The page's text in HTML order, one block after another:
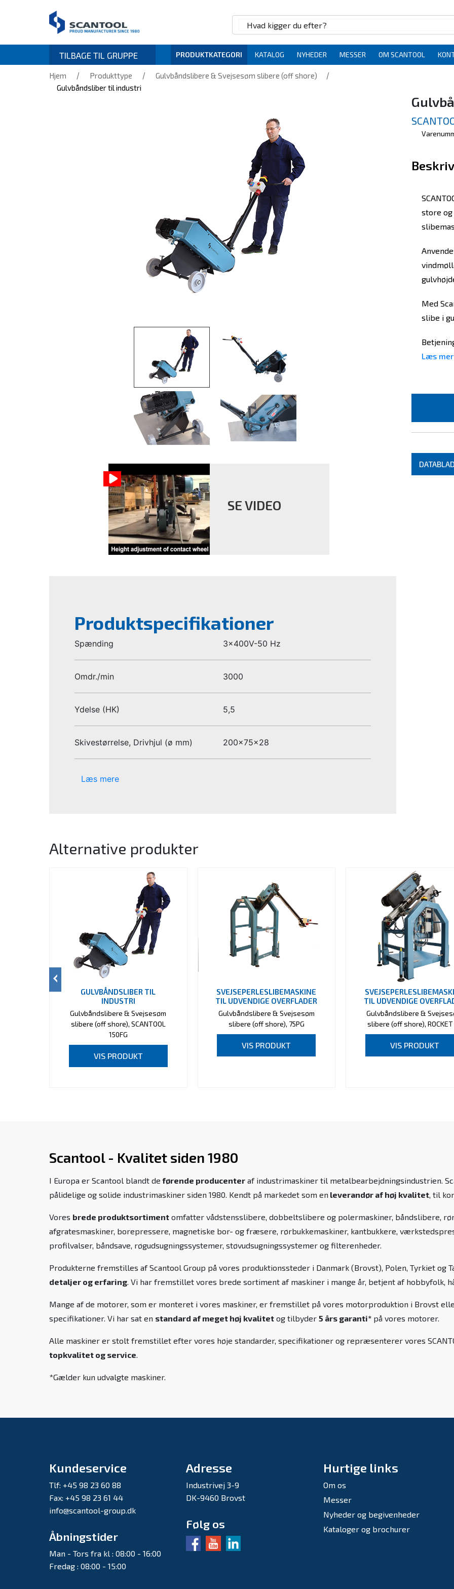
TILBAGE TIL GRUPPE PRODUKTKATEGORI KATALOG NYHEDER MESSER OM SCANTOOL
Hjem / Produkttype / Gulvbåndslibere & Svejsesøm slibere (off shore) /
Gulvbåndsliber til industri
SE VIDEO
store og
Med
slibe i
Læs
Produktspecifikationer
Spænding 3x400V-50 Hz
Omdr./min 3000
Ydelse (HK) 5,5
Skivestørrelse, Drivhjul (ø mm) 200x75x28
Læs mere
Alternative produkter
GULVBÅNDSLIBER TIL
INDUSTRI
Gulvbåndslibere & Svejsesøm
slibere (off shore), SCANTOOL
150FG
VIS PRODUKT
SVEJSEPERLESLIBEMASKINE
TIL UDVENDIGE OVERFLADER
Gulvbåndslibere & Svejsesøm
slibere (off shore), 75PG
VIS PRODUKT
TIL UDVENDIGE
Gulvbåndslibere &
slibere (off shore), ROCKET
VIS PRODUKT
Scantool - Kvalitet siden 1980
I Europa er Scantool blandt de førende producenter af industrimaskiner til metalbearbejdningsindustrien.
pålidelige og solide industrimaskiner siden 1980. Kendt på markedet som en leverandør af høj kvalitet, til
Vores brede produktsortiment omfatter vådstensslibere, dobbeltslibere og polermaskiner, båndslibere,
afgratesmaskiner, borepressere, magnetiske bor- og fræsere, rørbukkemaskiner, kantbukkere,
profilvalser, båndsave, røgudsugningssystemer, støvudsugningssystemer og filterenheder.
Produkterne fremstilles af Scantool Group på vores produktionssteder i Danmark (Brovst), Polen, Tyrkiet og
detaljer og erfaring. Vi har fremstillet vores brede sortiment af maskiner i mange år, betjent af hobbyfolk,
Mange af de motorer, som er monteret i vores maskiner, er fremstillet på vores motorproduktion i Brovst
specifikationer. Vi har sat en standard af meget høj kvalitet og tilbyder 5 års garanti* på vores motorer.
Alle maskiner er stolt fremstillet efter vores høje standarder, specifikationer og repræsenterer vores
topkvalitet og service.
*Gælder kun udvalgte maskiner.
Kundeservice
Tlf: +45 98 23 60 88
Fax: +45 98 23 61 44
info@scantool-group.dk
Åbningstider
Man - Tors fra kl : 08:00 - 16:00
Fredag : 08:00 - 15:00
Adresse
Industrivej 3-9
DK-9460 Brovst
Følg os
Hurtige links
Om os
Messer
Nyheder og begivenheder
Kataloger og brochurer